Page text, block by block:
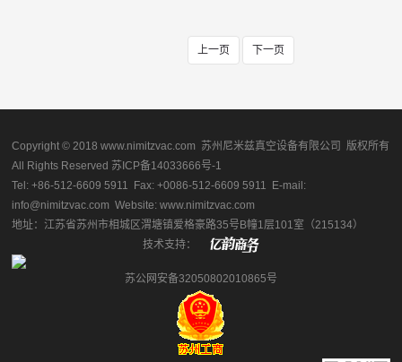
上一页 下一页
Copyright © 2018 www.nimitzvac.com 苏州尼米兹真空设备有限公司 版权所有
All Rights Reserved 苏ICP备14033666号-1
Tel: +86-512-6609 5911 Fax: +0086-512-6609 5911 E-mail:
info@nimitzvac.com Website: www.nimitzvac.com
地址：江苏省苏州市相城区渭塘镇爱格豪路35号B幢1层101室（215134）
技术支持：
苏公网安备32050802010865号